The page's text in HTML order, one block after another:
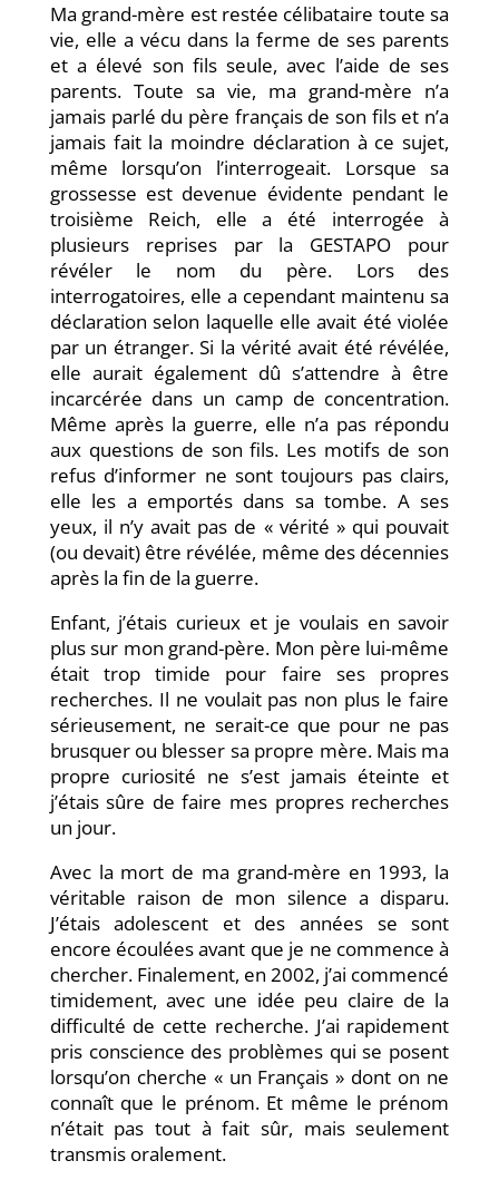
Ma grand-mère est restée célibataire toute sa
vie, elle a vécu dans la ferme de ses parents
et a élevé son fils seule, avec l’aide de ses
parents. Toute sa vie, ma grand-mère n’a
jamais parlé du père français de son fils et n’a
jamais fait la moindre déclaration à ce sujet,
même lorsqu’on l’interrogeait. Lorsque sa
grossesse est devenue évidente pendant le
troisième Reich, elle a été interrogée à
plusieurs reprises par la GESTAPO pour
révéler le nom du père. Lors des
interrogatoires, elle a cependant maintenu sa
déclaration selon laquelle elle avait été violée
par un étranger. Si la vérité avait été révélée,
elle aurait également dû s’attendre à être
incarcérée dans un camp de concentration.
Même après la guerre, elle n’a pas répondu
aux questions de son fils. Les motifs de son
refus d’informer ne sont toujours pas clairs,
elle les a emportés dans sa tombe. A ses
yeux, il n’y avait pas de « vérité » qui pouvait
(ou devait) être révélée, même des décennies
après la fin de la guerre.
Enfant, j’étais curieux et je voulais en savoir
plus sur mon grand-père. Mon père lui-même
était trop timide pour faire ses propres
recherches. Il ne voulait pas non plus le faire
sérieusement, ne serait-ce que pour ne pas
brusquer ou blesser sa propre mère. Mais ma
propre curiosité ne s’est jamais éteinte et
j’étais sûre de faire mes propres recherches
un jour.
Avec la mort de ma grand-mère en 1993, la
véritable raison de mon silence a disparu.
J’étais adolescent et des années se sont
encore écoulées avant que je ne commence à
chercher. Finalement, en 2002, j’ai commencé
timidement, avec une idée peu claire de la
difficulté de cette recherche. J’ai rapidement
pris conscience des problèmes qui se posent
lorsqu’on cherche « un Français » dont on ne
connaît que le prénom. Et même le prénom
n’était pas tout à fait sûr, mais seulement
transmis oralement.